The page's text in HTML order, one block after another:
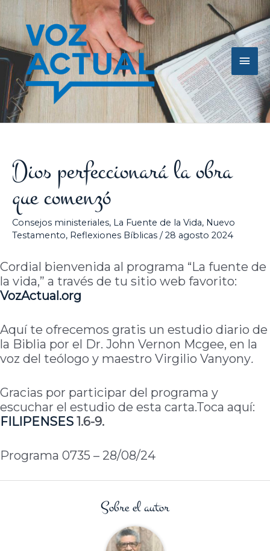
contenido
Dios perfeccionará la obra
que comenzó
Consejos ministeriales, La Fuente de la Vida, Nuevo
Testamento, Reflexiones Bíblicas /28 agosto 2024
Cordial bienvenida al programa “La fuente de
la vida,” a través de tu sitio web favorito:
VozActual.org
Aquí te ofrecemos gratis un estudio diario de
la Biblia por el Dr. John Vernon Mcgee, en la
voz del teólogo y maestro Virgilio Vanyony.
Gracias por participar del programa y
escuchar el estudio de esta carta.Toca aquí:
FILIPENSES 1.6-9.
Programa 0735 – 28/08/24
Sobre el autor